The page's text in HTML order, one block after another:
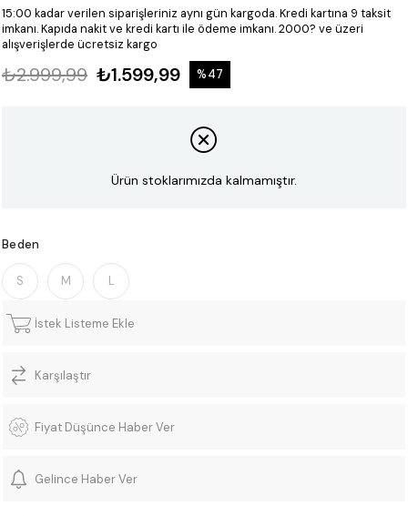
15:00 kadar verilen siparişleriniz aynı gün kargoda.Kredi kartına 9 taksit
imkanı.Kapıda nakit ve kredi kartı ile ödeme imkanı.2000? ve üzeri
alışverişlerde ücretsiz kargo
₺2.999,99 ₺1.599,99 %47
Ürün stoklarımızda kalmamıştır.
Beden
S M L
İstek Listeme Ekle
Karşılaştır
Fiyat Düşünce Haber Ver
Gelince Haber Ver